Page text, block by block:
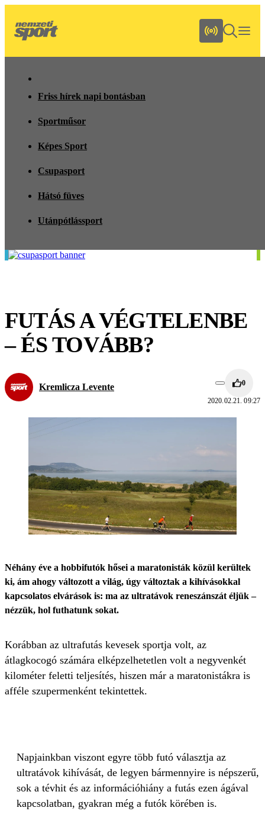
Friss hírek napi bontásban
Sportműsor
Képes Sport
Csupasport
Hátsó füves
Utánpótlássport
FUTÁS A VÉGTELENBE
– ÉS TOVÁBB?
Kremlicza Levente 0
2020.02.21. 09:27
Néhány éve a hobbifutók hősei a maratonisták közül kerültek
ki, ám ahogy változott a világ, úgy változtak a kihívásokkal
kapcsolatos elvárások is: ma az ultratávok reneszánszát éljük –
nézzük, hol futhatunk sokat.
Korábban az ultrafutás kevesek sportja volt, az
átlagkocogó számára elképzelhetetlen volt a negyvenkét
kilométer feletti teljesítés, hiszen már a maratonistákra is
afféle szupermenként tekintettek.
Napjainkban viszont egyre több futó választja az
ultratávok kihívását, de legyen bármennyire is népszerű,
sok a tévhit és az információhiány a futás ezen ágával
kapcsolatban, gyakran még a futók körében is.